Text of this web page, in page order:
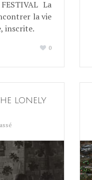
La
la vie
inscrite.
0
LONELY